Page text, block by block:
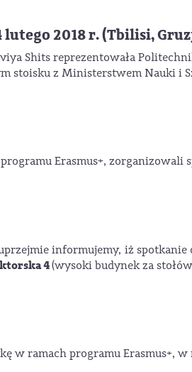
2018 r. (Tbilisi,
Shits reprezentowała
stoisku z Ministerstwem Nauki i
Erasmus+, zorganizowali
informujemy, iż spotkanie
4(wysoki budynek za
w ramach programu Erasmus+,